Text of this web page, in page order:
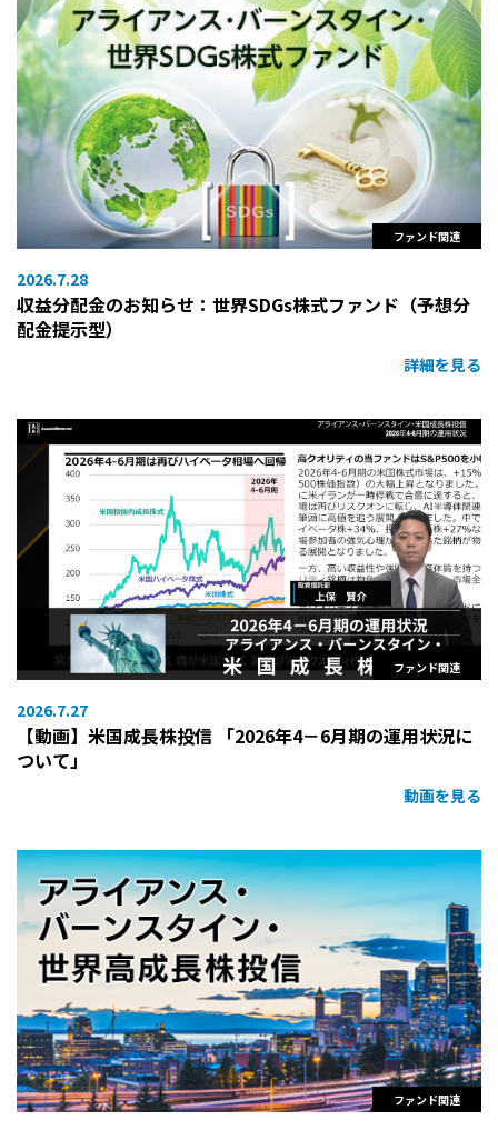
ファンド関連
2026.7.28
収益分配金のお知らせ：世界SDGs株式ファンド（予想分
配金提示型）
詳細を見る
ファンド関連
2026.7.27
【動画】米国成長株投信 「2026年4－6月期の運用状況に
ついて」
動画を見る
ファンド関連